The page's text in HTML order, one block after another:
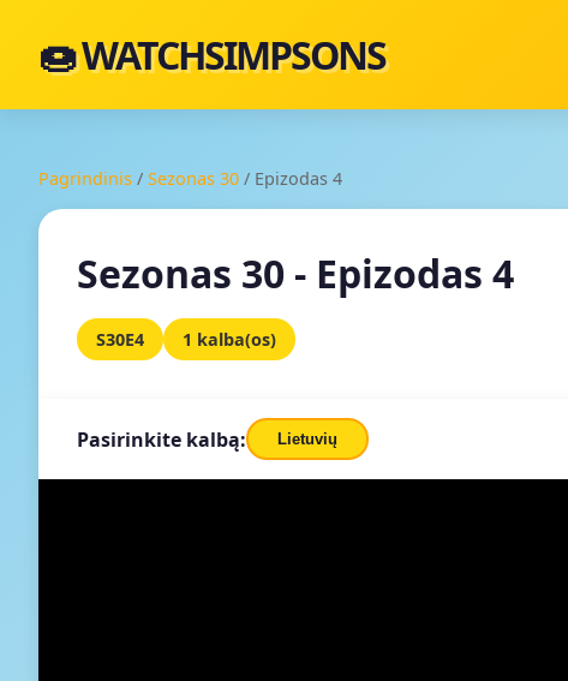
🍩 WATCHSIMPSONS
Pagrindinis / Sezonas 30 / Epizodas 4
Sezonas 30 - Epizodas 4
S30E4 1 kalba(os)
Pasirinkite kalbą: Lietuvių